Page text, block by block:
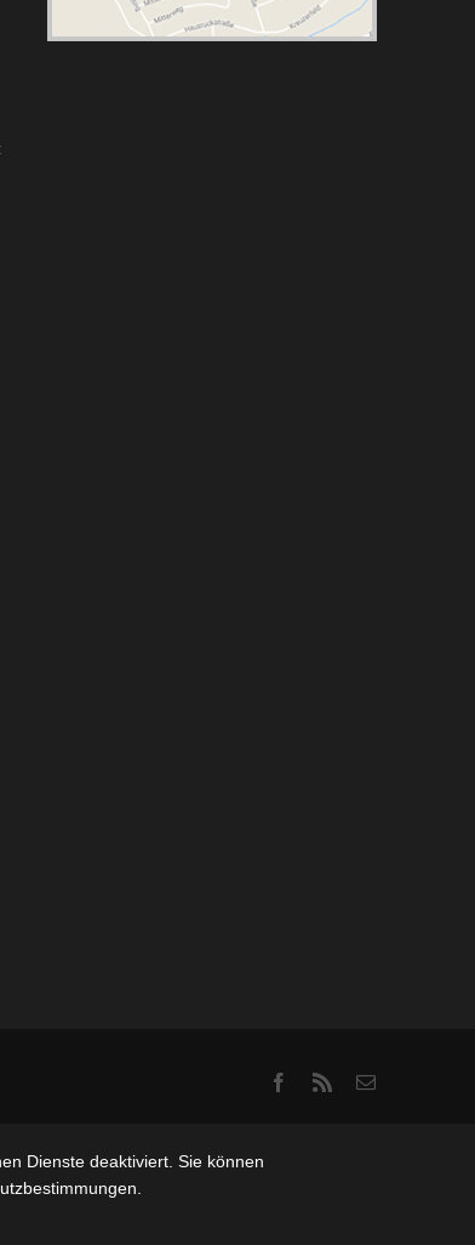
Facebook
Rss Email
Dienste deaktiviert. Sie können